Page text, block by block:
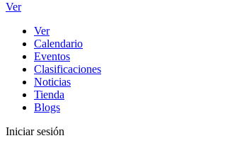
Ver
Ver
Calendario
Eventos
Clasificaciones
Noticias
Tienda
Blogs
Iniciar sesión